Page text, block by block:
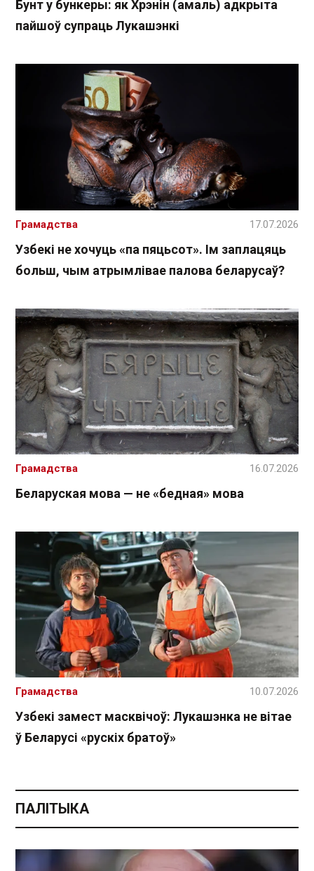
Бунт у бункеры: як Хрэнін (амаль) адкрыта
пайшоў супраць Лукашэнкі
Узбекі не хочуць «па пяцьсот». Ім заплацяць
больш, чым атрымлівае палова беларусаў?
Грамадства 17.07.2026
Беларуская мова — не «бедная» мова
Грамадства 16.07.2026
Узбекі замест масквічоў: Лукашэнка не вітае
ў Беларусі «рускіх братоў»
Грамадства 10.07.2026
ПАЛІТЫКА